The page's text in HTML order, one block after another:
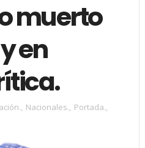
muerto
en
, Nacionales., Portada.,